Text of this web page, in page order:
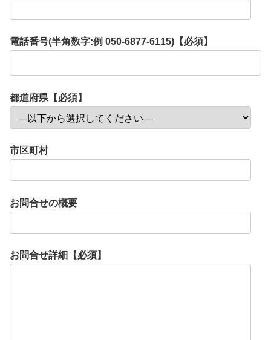
電話番号(半角数字:例 050-6877-6115)【必須】
都道府県【必須】
市区町村
お問合せの概要
お問合せ詳細【必須】